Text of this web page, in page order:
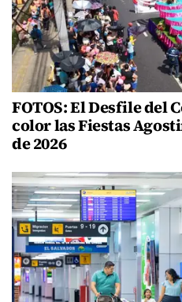
FOTOS: El Desfile del
color las Fiestas
de 2026